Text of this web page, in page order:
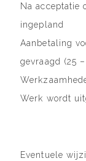
Na acceptatie
ingepland
Aanbetaling
gevraagd (25 –
Werk wordt
Eventuele